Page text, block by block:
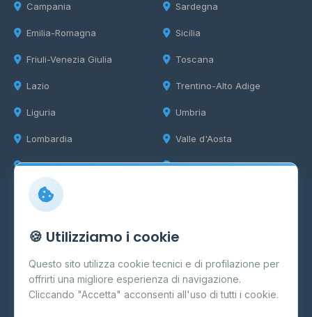
Campania
Emilia-Romagna
Friuli-Venezia Giulia
Lazio
Liguria
Lombardia
Marche
Sardegna
Sicilia
Toscana
Trentino-Alto Adige
Umbria
Valle d'Aosta
Veneto
Info
Cos'è il GPL
FAQ
Contatti
🍪 Utilizziamo i cookie
Questo sito utilizza cookie tecnici e di profilazione per
offrirti una migliore esperienza di navigazione.
Cliccando "Accetta" acconsenti all'uso di tutti i cookie.